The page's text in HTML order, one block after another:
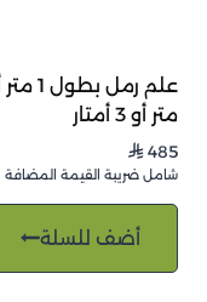
متر أو 3 أمتار
⃁485
شامل ضريبة القيمة المضافة
أضف للسلة